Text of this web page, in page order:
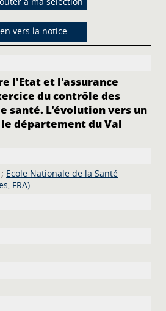
vers la notice
l'Etat et l'assurance
du contrôle des
santé. L'évolution vers un
département du Val
; Ecole Nationale de la Santé
FRA)